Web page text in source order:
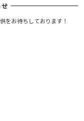
をお待ちしております！